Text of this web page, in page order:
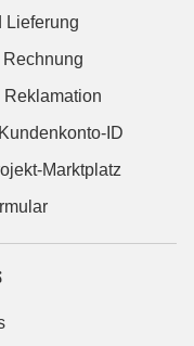
Lieferung
Reklamation
ID
Marktplatz